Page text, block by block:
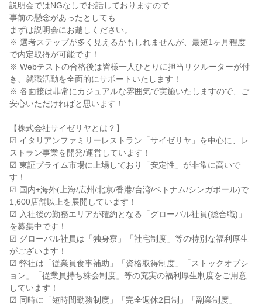
説明会ではNGなしでお話しておりますので
事前の懸念があったとしても
まずは説明会にお越しください。
※ 選考ステップが多く見えるかもしれませんが、最短1ヶ月程度
で内定取得が可能です！
※ Webテストの合格後は皆様一人ひとりに担当リクルーターが付
き、就職活動を全面的にサポートいたします！
※ 各面接は非常にカジュアルな雰囲気で実施いたしますので、ご
安心いただければと思います！
【株式会社サイゼリヤとは？】
☑ イタリアンファミリーレストラン「サイゼリヤ」を中心に、レ
ストラン事業を開発/運営しています！
☑ 東証プライム市場に上場しており「安定性」が非常に高いで
す！
☑ 国内+海外(上海/広州/北京/香港/台湾/ベトナム/シンガポール)で
1,600店舗以上を展開しています！
☑ 入社後の勤務エリアが確約となる「グローバル社員(総合職)」
を募集中です！
☑ グローバル社員は「独身寮」「社宅制度」等の特別な福利厚生
がございます！
☑ 弊社は「従業員食事補助」「資格取得制度」「ストックオプシ
ョン」「従業員持ち株会制度」等の充実の福利厚生制度をご用意
しています！
☑ 同時に「短時間勤務制度」「完全週休2日制」「副業制度」